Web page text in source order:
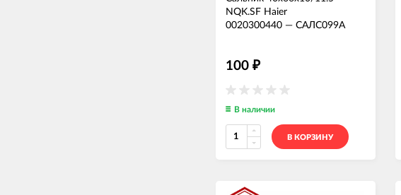
NQK.SF Haier
0020300440 — САЛС099А
100 ₽
В наличии
В КОРЗИНУ